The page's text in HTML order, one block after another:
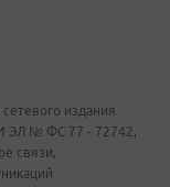
издания
ЭЛ № ФС 77 - 72742,
связи,